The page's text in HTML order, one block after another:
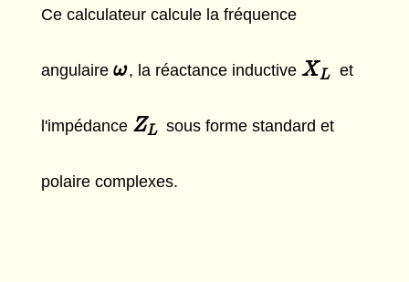
Ce calculateur calcule la fréquence
angulaire ω
ω, la réactance inductive XL
XL et
l'impédance ZL
ZL sous forme standard et
polaire complexes.